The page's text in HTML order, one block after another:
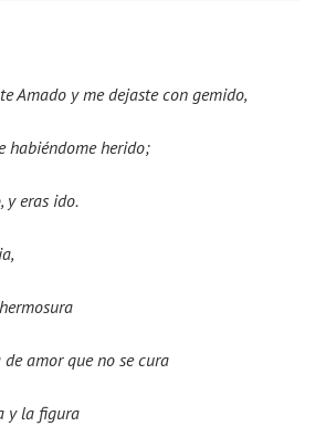
Amado y me dejaste con gemido,
habiéndome herido;
y eras ido.
amor que no se cura
y la figura